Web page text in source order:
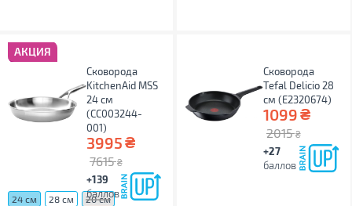
АКЦИЯ
Сковорода
KitchenAid MSS
24 см
(CC003244-
001)
3995₴
7615 ₴
+139
баллов
24 см 28 см 20 см
Сковорода
Tefal Delicio 28
см (E2320674)
1099₴
2015 ₴
+27
баллов